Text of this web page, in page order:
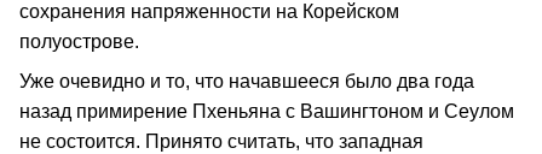
сохранения напряженности на Корейском
полуострове.
Уже очевидно и то, что начавшееся было два года
назад примирение Пхеньяна с Вашингтоном и Сеулом
не состоится. Принято считать, что западная